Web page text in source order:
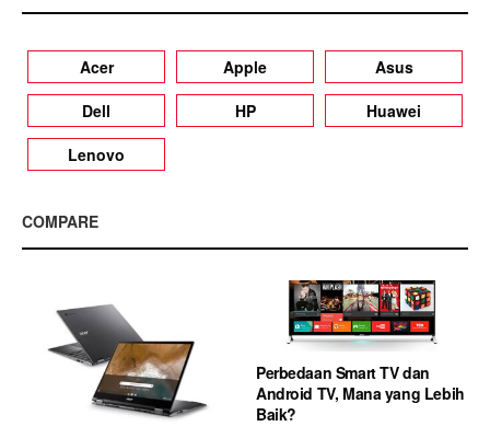
Acer Apple
Asus
Dell
HP
Huawei
Lenovo
COMPARE
Perbedaan Smart TV dan
Android TV, Mana yang Lebih
Baik?